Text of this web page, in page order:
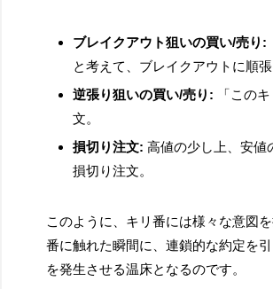
ブレイクアウト狙いの買い/売り:
と考えて、ブレイクアウトに順
逆張り狙いの買い/売り: 「この
文。
損切り注文: 高値の少し上、安値
損切り注文。
このように、キリ番には様々な意図
番に触れた瞬間に、連鎖的な約定を
を発生させる温床となるのです。